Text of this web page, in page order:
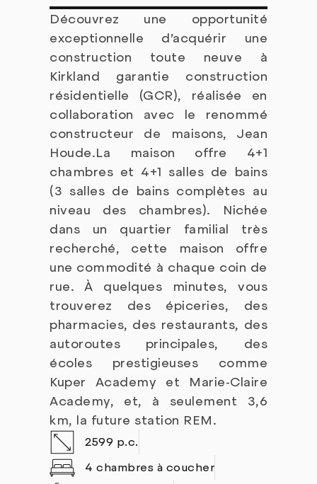
Découvrez une opportunité
exceptionnelle d’acquérir une
construction toute neuve à
Kirkland garantie construction
résidentielle (GCR), réalisée en
collaboration avec le renommé
constructeur de maisons, Jean
Houde.La maison offre 4+1
chambres et 4+1 salles de bains
(3 salles de bains complètes au
niveau des chambres). Nichée
dans un quartier familial très
recherché, cette maison offre
une commodité à chaque coin de
rue. À quelques minutes, vous
trouverez des épiceries, des
pharmacies, des restaurants, des
autoroutes principales, des
écoles prestigieuses comme
Kuper Academy et Marie-Claire
Academy, et, à seulement 3,6
km, la future station REM.
2599 p.c.
4 chambres à coucher